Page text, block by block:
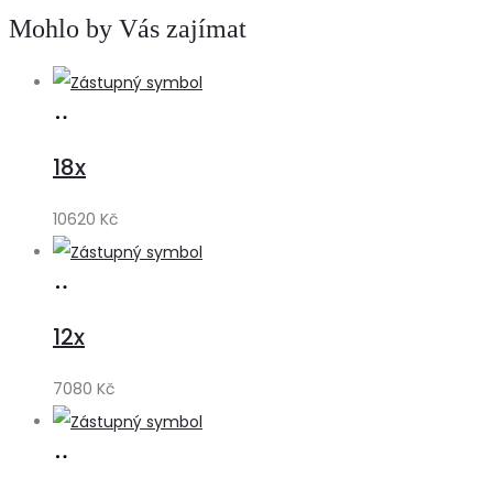
Mohlo by Vás zajímat
košíku
18x
10620 Kč
košíku
12x
7080 Kč